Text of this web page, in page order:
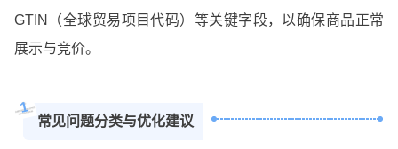
GTIN（全球贸易项目代码）等关键字段，以确保商品正常
展示与竞价。
1
常见问题分类与优化建议